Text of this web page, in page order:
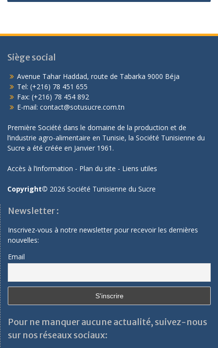
Siège social
Avenue Tahar Haddad, route de Tabarka 9000 Béja
Tel: (+216) 78 451 655
Fax: (+216) 78 454 892
E-mail: contact@sotusucre.com.tn
Première Société dans le domaine de la production et de
l’industrie agro-alimentaire en Tunisie, la Société Tunisienne du
Sucre a été créée en Janvier 1961.
Accès à l’information - Plan du site - Liens utiles
Copyright© 2026 Société Tunisienne du Sucre
Newsletter :
Inscrivez-vous à notre newsletter pour recevoir les dernières
nouvelles:
Email
Pour ne manquer aucune actualité, suivez-nous
sur nos réseaux sociaux: